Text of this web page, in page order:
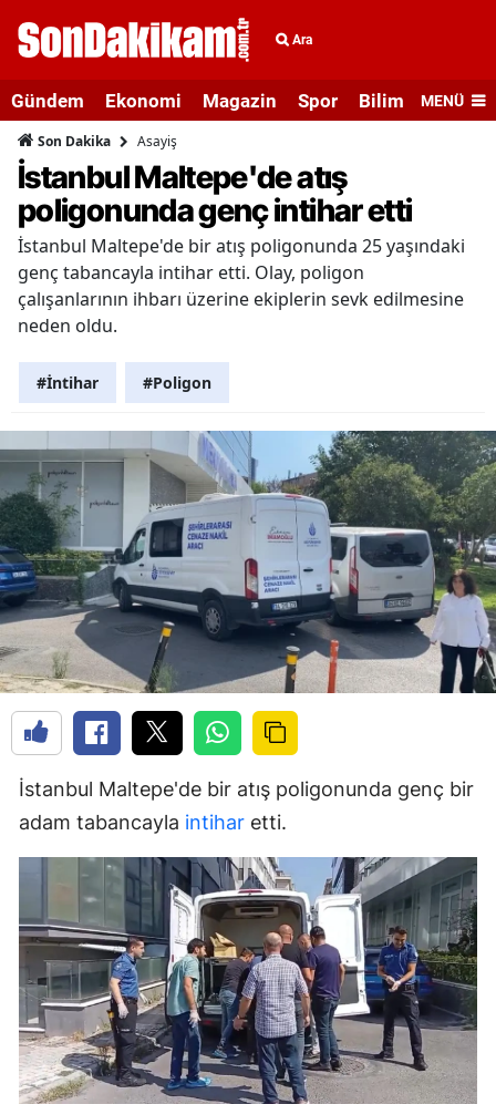
Ara
Gündem Ekonomi Magazin Spor Bilim veMENÜ
Son Dakika Asayiş
İstanbul Maltepe'de atış
poligonunda genç intihar etti
İstanbul Maltepe'de bir atış poligonunda 25 yaşındaki
genç tabancayla intihar etti. Olay, poligon
çalışanlarının ihbarı üzerine ekiplerin sevk edilmesine
neden oldu.
#İntihar #Poligon
İstanbul Maltepe'de bir atış poligonunda genç bir
adam tabancayla intihar etti.